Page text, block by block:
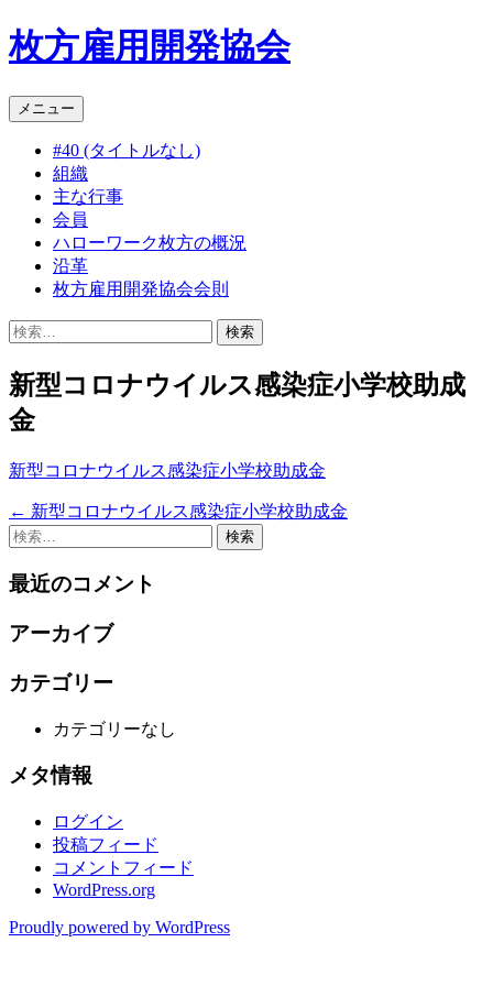
枚方雇用開発協会
メニュー コ
テ
ン
ツ
へ
ス
キ
ッ
#40 (タイトルなし)
組織
主な行事
会員
ハローワーク枚方の概況
沿革
枚方雇用開発協会会則
検
新型コロナウイルス感染症小学校助成
金
新型コロナウイルス感染症小学校助成金
投
稿
ナ
ビ
ー
ョ
← 新型コロナウイルス感染症小学校助成金
検
最近のコメント
アーカイブ
カテゴリー
カテゴリーなし
メタ情報
ログイン
投稿フィード
コメントフィード
WordPress.org
Proudly powered by WordPress